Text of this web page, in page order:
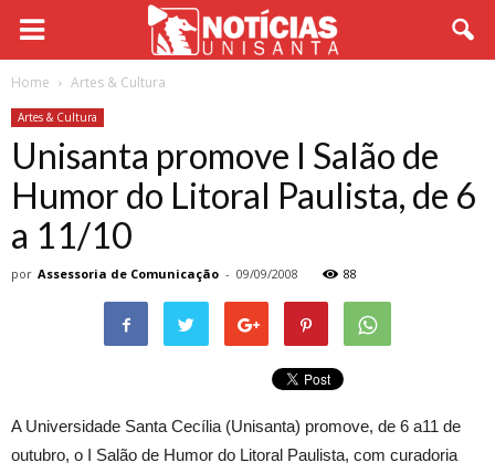
Home Artes & Cultura
Artes & Cultura
Unisanta promove I Salão de
Humor do Litoral Paulista, de 6
a 11/10
por Assessoria de Comunicação - 09/09/2008 88
A Universidade Santa Cecília (Unisanta) promove, de 6 a11 de
outubro, o I Salão de Humor do Litoral Paulista, com curadoria